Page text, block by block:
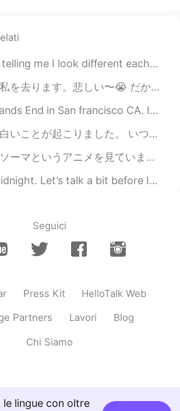
different each time I do my makeup. But in all honesty, I prefer Kor...
に連れて行きました。ママはひまわりのように花だと思います。明るくて陽気な感じがあるから。ひまわりを見ると、そんなことを思ってます。ママを考...
francisco CA. It literally took us 3 hours. The view is just amazingl...
、私は患者が立ち上がって歩く能力を評価しました。患者さんは、男の人です。彼は「catheter drainage bag」があります。頑張って立...
本当に共感してます！😭 彼女のキャラクターに全てに共感してます！田舎から不器用な女の子です。不器用なのにいつも全てを一生懸命にしてます。彼...
a bit before I sleep. By the way, this is Honey. We’re babysitti...
Seguici
Press Kit HelloTalk Web
Partners Lavori Blog
Chi Siamo
le lingue con oltre